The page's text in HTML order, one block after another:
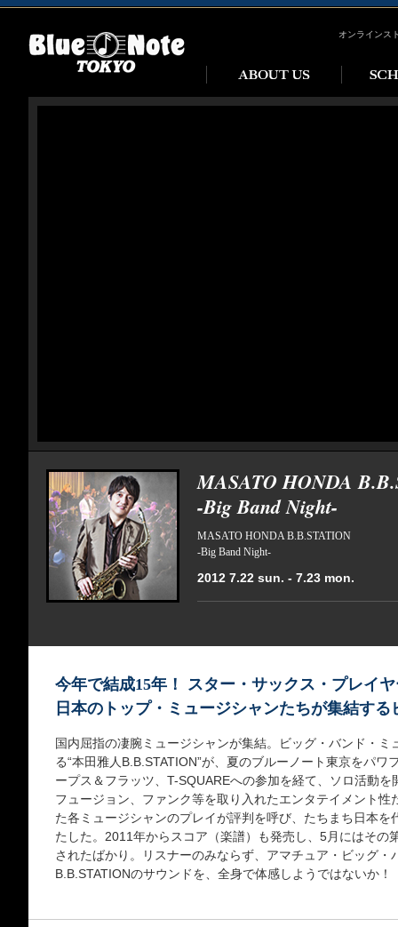
オンラインス
MASATO HONDA
-Big Band Night-
MASATO HONDA B.B.STATION
-Big Band Night-
2012 7.22 sun. - 7.23 mon.
今年で結成15年！ スター・サックス・プレイ
日本のトップ・ミュージシャンたちが集結する
国内屈指の凄腕ミュージシャンが集結。ビッグ・バンド・
る“本田雅人B.B.STATION”が、夏のブルーノート東京をパ
ープス＆フラッツ、T-SQUAREへの参加を経て、ソロ活動
フュージョン、ファンク等を取り入れたエンタテイメント
た各ミュージシャンのプレイが評判を呼び、たちまち日本
たした。2011年からスコア（楽譜）も発売し、5月にはその
されたばかり。リスナーのみならず、アマチュア・ビッグ・
B.B.STATIONのサウンドを、全身で体感しようではないか！